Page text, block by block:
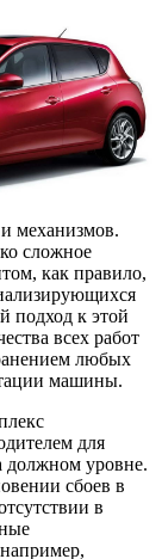
механизмов.
сложное
как правило,
подход к этой
всех работ
любых
машины.
для
должном уровне.
сбоев в
в